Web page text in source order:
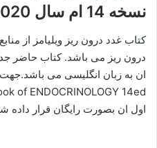
نسخه 14 ام سال 2020
کتاب غدد درون ریز ویلیامز از
درون ریز می باشد. کتاب حاضر
ان به زبان انگلیسی می
اول ان بصورت رایگان قرار